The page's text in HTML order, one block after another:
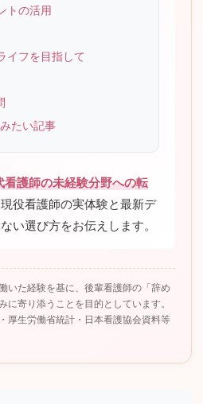
トの活用
イフを目指して
たい記事
護師の未経験分野への転
役看護師の実体験と最新デ
い選び方をお伝えします。
いた経験を基に、後輩看護師の「辞め
に寄り添うことを目的としています。
厚生労働省統計・日本看護協会資料等